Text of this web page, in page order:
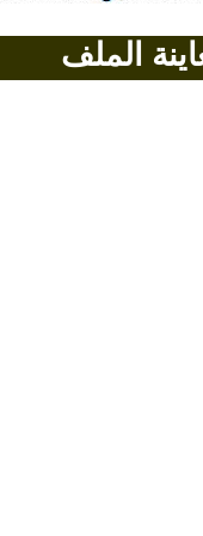
الملف